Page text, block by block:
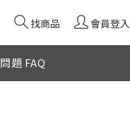
找商品 會員登入
題 FAQ